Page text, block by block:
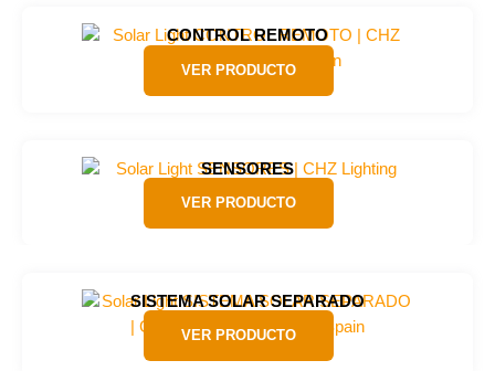
CONTROL REMOTO
VER PRODUCTO
SENSORES
VER PRODUCTO
SISTEMA SOLAR SEPARADO
VER PRODUCTO